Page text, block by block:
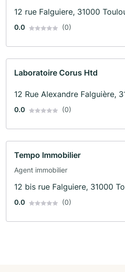
12 rue Falguiere, 31000
0.0 (0)
Laboratoire Corus Htd
12 Rue Alexandre Falguière,
0.0 (0)
Tempo Immobilier
Agent immobilier
12 bis rue Falguiere, 31000
0.0 (0)